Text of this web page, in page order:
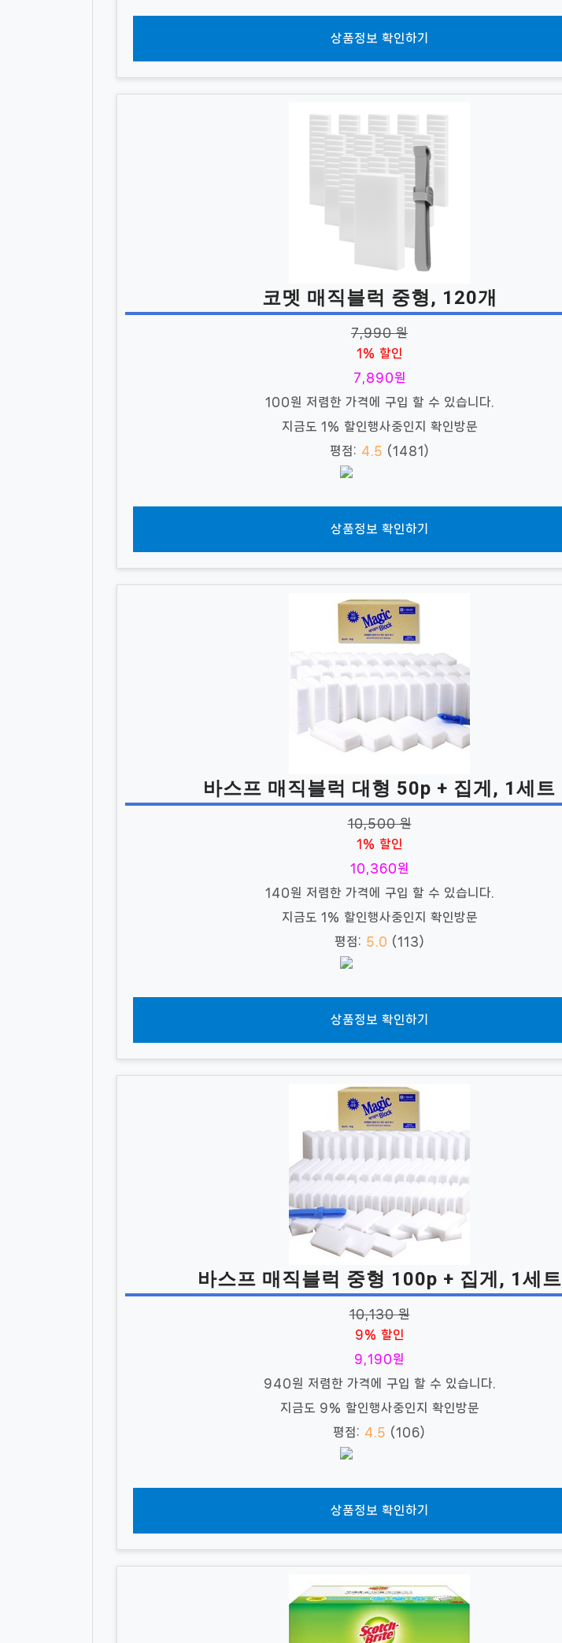
상품정보 확인하기
코멧 매직블럭 중형, 120개
7,990 원
1% 할인
7,890원
100원 저렴한 가격에 구입 할 수 있습니다.
지금도 1% 할인행사중인지 확인방문
평점: 4.5 (1481)
상품정보 확인하기
바스프 매직블럭 대형 50p + 집게, 1세트
10,500 원
1% 할인
10,360원
140원 저렴한 가격에 구입 할 수 있습니다.
지금도 1% 할인행사중인지 확인방문
평점: 5.0 (113)
상품정보 확인하기
바스프 매직블럭 중형 100p + 집게, 1세트
10,130 원
9% 할인
9,190원
940원 저렴한 가격에 구입 할 수 있습니다.
지금도 9% 할인행사중인지 확인방문
평점: 4.5 (106)
상품정보 확인하기